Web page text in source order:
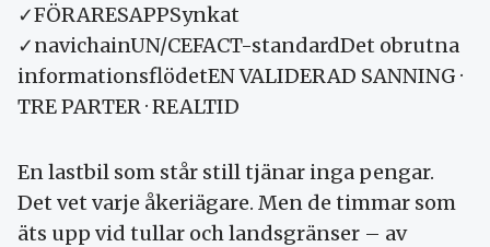
✓FÖRARESAPPSynkat
✓navichainUN/CEFACT-standardDet obrutna
informationsflödetEN VALIDERAD SANNING ·
TRE PARTER · REALTID
En lastbil som står still tjänar inga pengar.
Det vet varje åkeriägare. Men de timmar som
äts upp vid tullar och landsgränser – av